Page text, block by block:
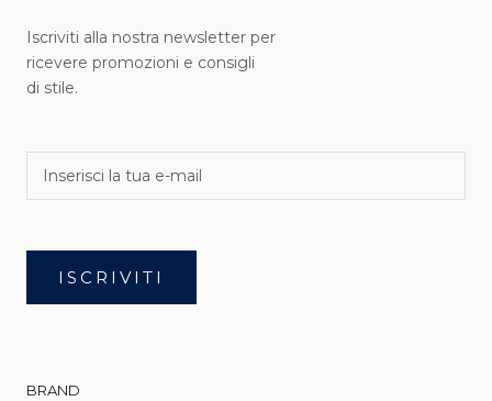
Iscriviti alla nostra newsletter per
ricevere promozioni e consigli
di stile.
ISCRIVITI
BRAND